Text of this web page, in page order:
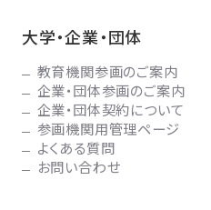
大学・企業・団体
教育機関参画のご案内
企業・団体参画のご案内
企業・団体契約について
参画機関用管理ページ
よくある質問
お問い合わせ